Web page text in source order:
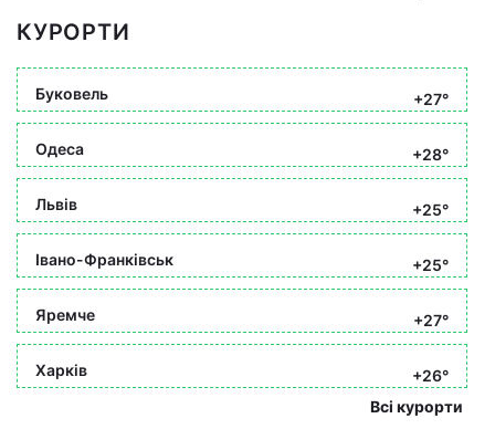
КУРОРТИ
Буковель +27°
Одеса +28°
Львів +25°
Івано-Франківськ +25°
Яремче +27°
Харків
+26°
Всі курорти